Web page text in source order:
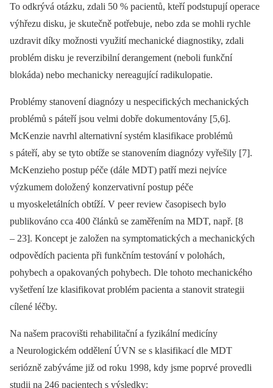
To odkrývá otázku, zdali 50 % pacientů, kteří podstupují operace
výhřezu disku, je skutečně potřebuje, nebo zda se mohli rychle
uzdravit díky možnosti využití mechanické diagnostiky, zdali
problém disku je reverzibilní derangement (neboli funkční
blokáda) nebo mechanicky nereagující radikulopatie.
Problémy stanovení diagnózy u nespecifických mechanických
problémů s páteří jsou velmi dobře dokumentovány [5,6].
McKenzie navrhl alternativní systém klasifikace problémů
s páteří, aby se tyto obtíže se stanovením diagnózy vyřešily [7].
McKenzieho postup péče (dále MDT) patří mezi nejvíce
výzkumem doložený konzervativní postup péče
u myoskeletálních obtíží. V peer review časopisech bylo
publikováno cca 400 článků se zaměřením na MDT, např. [8
–⁠ 23]. Koncept je založen na symptomatických a mechanických
odpovědích pacienta při funkčním testování v polohách,
pohybech a opakovaných pohybech. Dle tohoto mechanického
vyšetření lze klasifikovat problém pacienta a stanovit strategii
cílené léčby.
Na našem pracovišti rehabilitační a fyzikální medicíny
a Neurologickém oddělení ÚVN se s klasifikací dle MDT
seriózně zabýváme již od roku 1998, kdy jsme poprvé provedli
studii na 246 pacientech s výsledky: